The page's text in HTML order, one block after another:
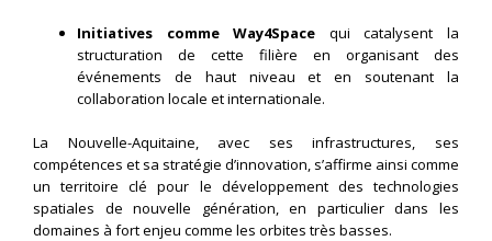
Initiatives comme Way4Space qui catalysent la
structuration de cette filière en organisant des
événements de haut niveau et en soutenant la
collaboration locale et internationale.
La Nouvelle-Aquitaine, avec ses infrastructures, ses
compétences et sa stratégie d’innovation, s’affirme ainsi comme
un territoire clé pour le développement des technologies
spatiales de nouvelle génération, en particulier dans les
domaines à fort enjeu comme les orbites très basses.